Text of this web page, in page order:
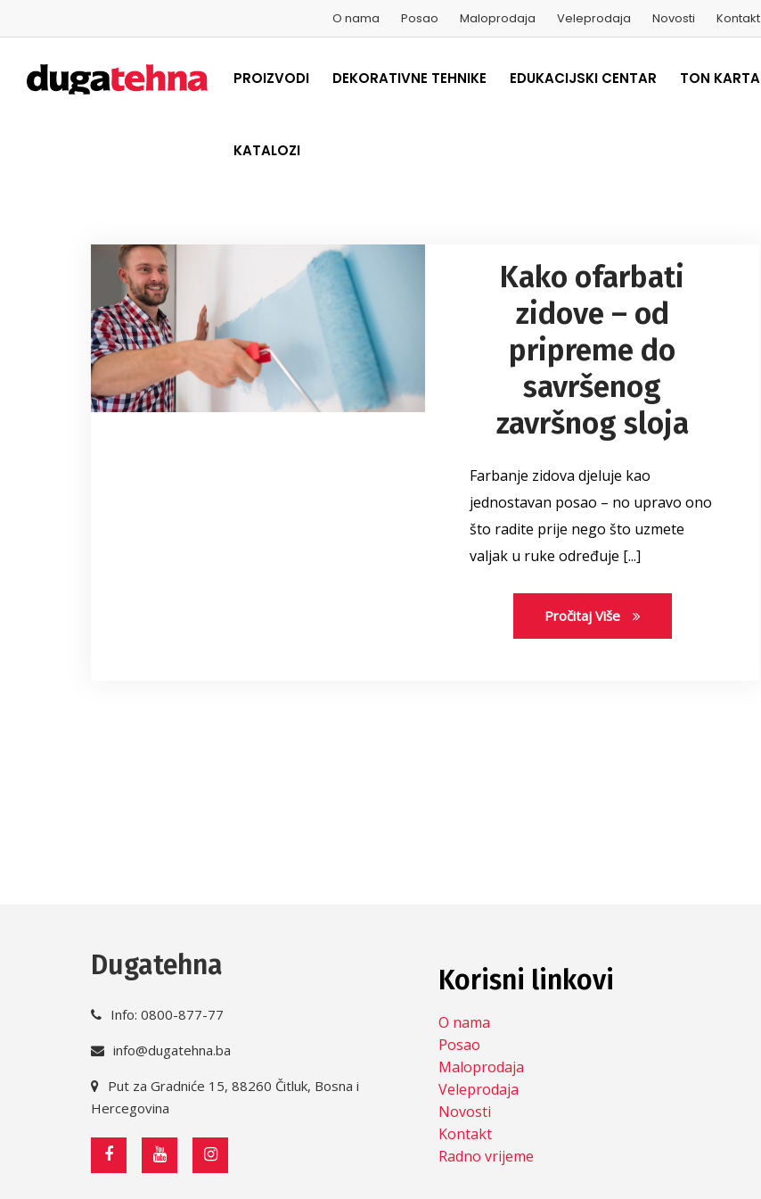
O nama Posao Maloprodaja Veleprodaja Novosti Kontakt
PROIZVODI DEKORATIVNE TEHNIKE EDUKACIJSKI CENTAR TON KARTA
KATALOZI
Kako ofarbati
zidove – od
pripreme do
savršenog
završnog sloja
Farbanje zidova djeluje kao
jednostavan posao – no upravo ono
što radite prije nego što uzmete
valjak u ruke određuje [...]
Pročitaj Više
Dugatehna
Info: 0800-877-77
info@dugatehna.ba
Put za Gradniće 15, 88260 Čitluk, Bosna i
Hercegovina
Korisni linkovi
O nama
Posao
Maloprodaja
Veleprodaja
Novosti
Kontakt
Radno vrijeme